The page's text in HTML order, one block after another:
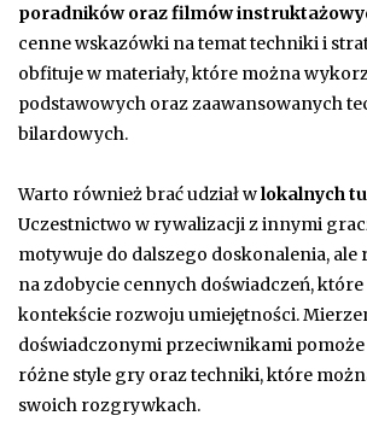
poradników oraz filmów
cenne wskazówki na temat techniki i
obfituje w materiały, które można
podstawowych oraz zaawansowanych
bilardowych.
Warto również brać udział wlokalnych
Uczestnictwo w rywalizacji z innymi
motywuje do dalszego doskonalenia, ale
na zdobycie cennych doświadczeń,
kontekście rozwoju umiejętności.
doświadczonymi przeciwnikami
różne style gry oraz techniki, które
swoich rozgrywkach.